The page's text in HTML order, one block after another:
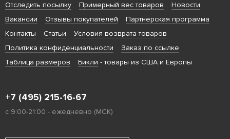
Отследить посылку Примерный вес товаров
Новости
Вакансии
Отзывы покупателей
Партнерская программа
Контакты
Статьи
Условия возврата товаров
Политика конфиденциальности
Заказ по ссылке
Таблица размеров
Бикли - товары из США и Европы
+7 (495) 215-16-67
с 9:00-21:00 - ежедневно (МСК)